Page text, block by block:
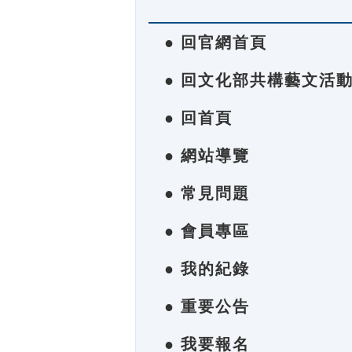
● 回官網首頁
● 回文化部共構藝文活
● 回首頁
● 網站導覽
● 常見問題
● 會員專區
● 我的紀錄
● 重要公告
● 我要報名